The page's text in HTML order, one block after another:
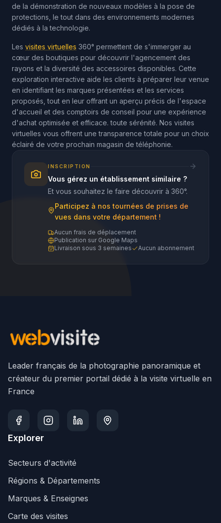
de la démonstration de nouveaux modèles à la pose de
protections, le tout dans des environnements modernes
dédiés à la technologie.
Les visites virtuelles 360° permettent de s'immerger au
cœur des boutiques pour découvrir l'agencement des
rayons et la diversité des accessoires disponibles. Cette
exploration interactive aide les clients à préparer leur venue
en identifiant les marques présentées et les services
proposés, tout en leur offrant un aperçu précis de l'espace
d'accueil et des comptoirs de conseil pour une expérience
d'achat optimisée et efficace. toute sérénité. Nos visites
virtuelles vous offrent une transparence totale pour un choix
éclairé de votre prochain magasin de téléphonie.
INSCRIPTION
Vous gérez un établissement similaire ?
Et vous souhaitez le faire découvrir à 360°.
Participez à nos tournées de prises de
vues dans votre département !
Aucun frais de déplacement
Publication sur Google Maps
Livraison sous 3 semaines
Aucun abonnement
Leader français de la photographie panoramique et
créateur du premier portail dédié à la visite virtuelle en
France
Explorer
Secteurs d'activité
Régions & Départements
Marques & Enseignes
Carte des visites